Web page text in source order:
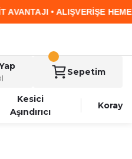
HEMEN BAŞLA
Sepetim
Kesici
Aşındırıcı
Koray